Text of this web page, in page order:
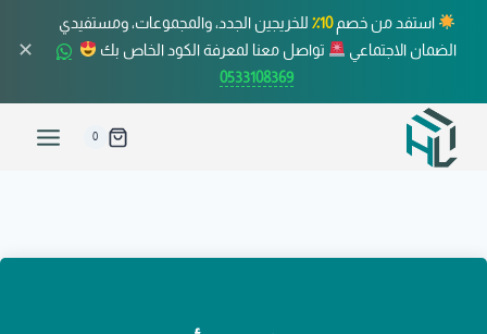
استفد من خصم10٪
للخريجين الجدد، والمجموعات، ومستفيدي
الضمان الاجتماعي
تواصل معنا لمعرفة الكود الخاص بك
0533108369
✕
0